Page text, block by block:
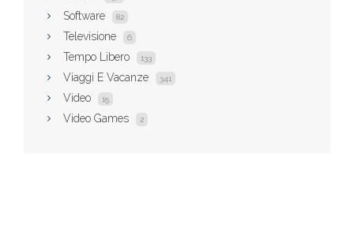
Software 82
Televisione 6
Tempo Libero 133
Viaggi E Vacanze 341
Video 15
Video Games 2